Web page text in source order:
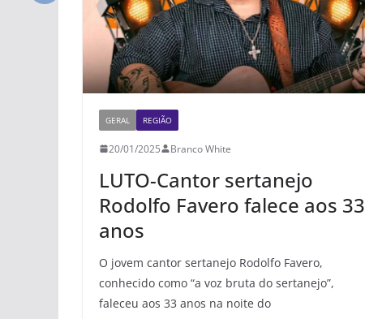
GERAL REGIÃO
20/01/2025 Branco White
LUTO-Cantor sertanejo
Rodolfo Favero falece aos 33
anos
O jovem cantor sertanejo Rodolfo Favero,
conhecido como “a voz bruta do sertanejo”,
faleceu aos 33 anos na noite do